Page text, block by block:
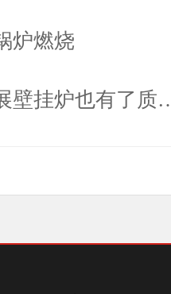
炉燃烧
壁挂炉也有了质